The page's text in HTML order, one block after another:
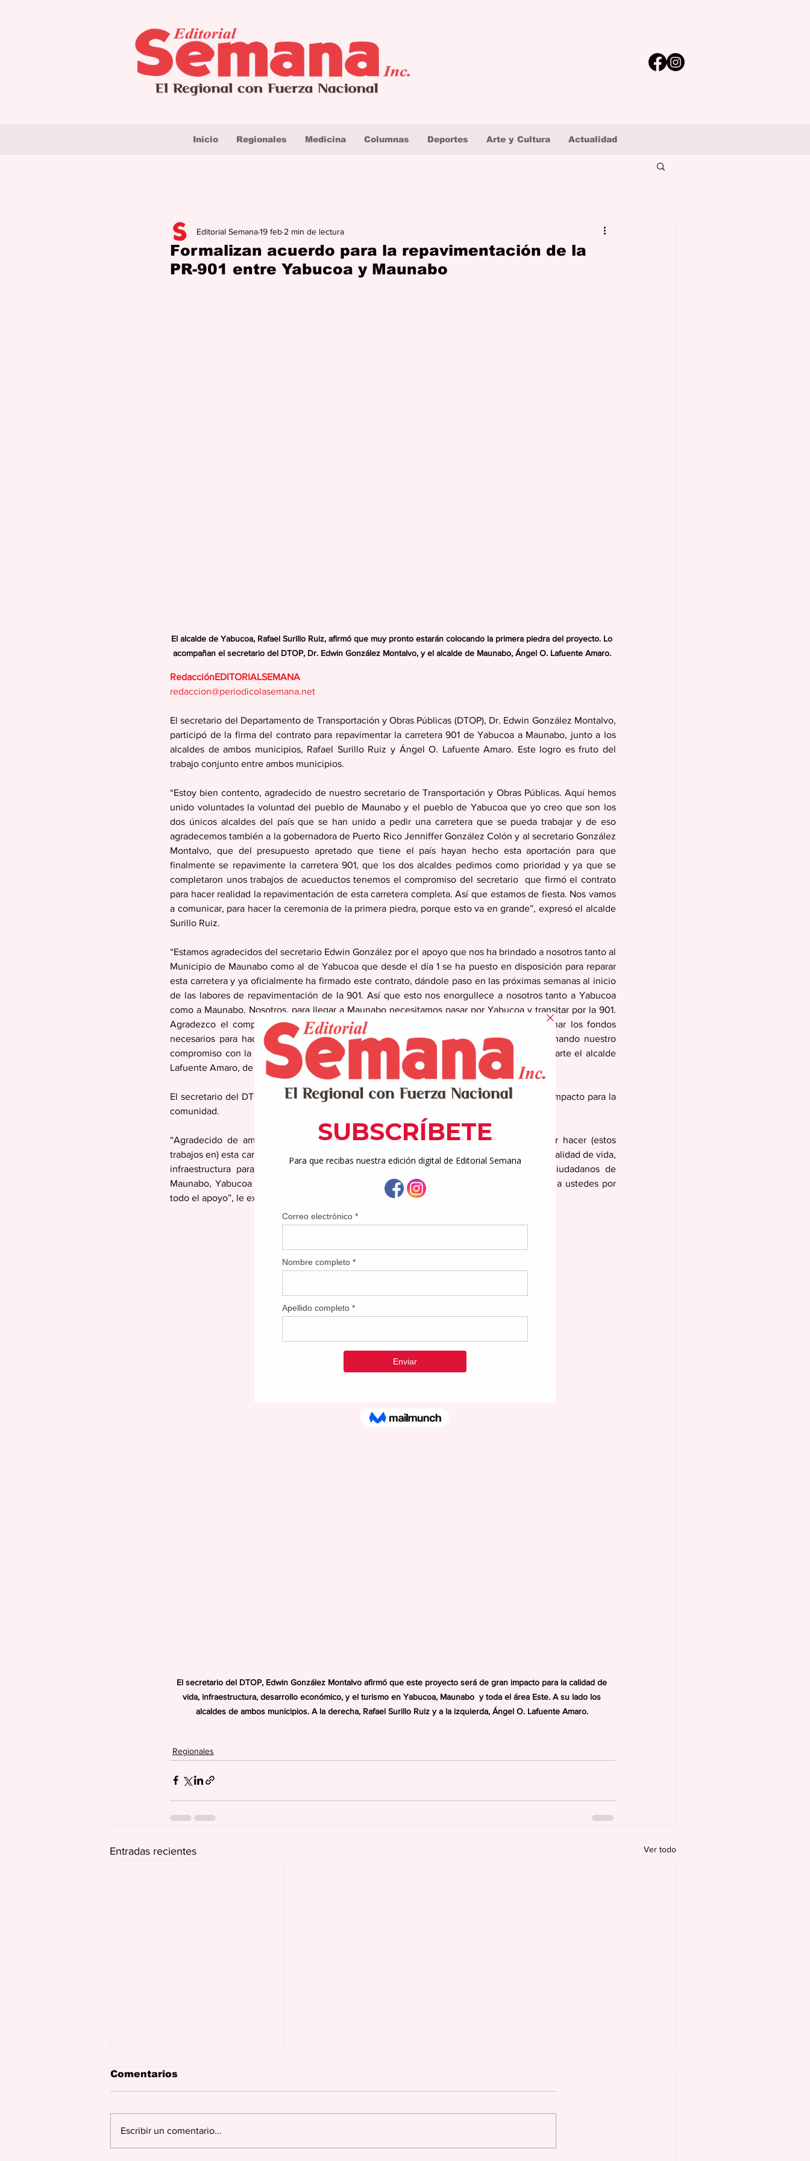
Inicio Regionales Medicina Columnas Deportes Arte y Cultura Actualidad
Formalizan acuerdo para la repavimentación de la
PR-901 entre Yabucoa y Maunabo
Editorial Semana19 feb 2 min de lectura
El alcalde de Yabucoa, Rafael Surillo Ruiz, afirmó que muy pronto estarán colocando la primera piedra del proyecto. Lo
acompañan el secretario del DTOP, Dr. Edwin González Montalvo, y el alcalde de Maunabo, Ángel O. Lafuente Amaro.
RedacciónEDITORIALSEMANA
redaccion@periodicolasemana.net
El secretario del Departamento de Transportación y Obras Públicas (DTOP), Dr. Edwin González Montalvo,
participó de la firma del contrato para repavimentar la carretera 901 de Yabucoa a Maunabo, junto a los
alcaldes de ambos municipios, Rafael Surillo Ruiz y Ángel O. Lafuente Amaro. Este logro es fruto del
trabajo conjunto entre ambos municipios.
“Estoy bien contento, agradecido de nuestro secretario de Transportación y Obras Públicas. Aquí hemos
unido voluntades la voluntad del pueblo de Maunabo y el pueblo de Yabucoa que yo creo que son los
dos únicos alcaldes del país que se han unido a pedir una carretera que se pueda trabajar y de eso
agradecemos también a la gobernadora de Puerto Rico Jenniffer González Colón y al secretario González
Montalvo, que del presupuesto apretado que tiene el país hayan hecho esta aportación para que
finalmente se repavimente la carretera 901, que los dos alcaldes pedimos como prioridad y ya que se
completaron unos trabajos de acueductos tenemos el compromiso del secretario  que firmó el contrato
para hacer realidad la repavimentación de esta carretera completa. Así que estamos de fiesta. Nos vamos
a comunicar, para hacer la ceremonia de la primera piedra, porque esto va en grande”, expresó el alcalde
Surillo Ruiz.
“Estamos agradecidos del secretario Edwin González por el apoyo que nos ha brindado a nosotros tanto al
Municipio de Maunabo como al de Yabucoa que desde el día 1 se ha puesto en disposición para reparar
esta carretera y ya oficialmente ha firmado este contrato, dándole paso en las próximas semanas al inicio
de las labores de repavimentación de la 901. Así que esto nos enorgullece a nosotros tanto a Yabucoa
como a Maunabo. Nosotros, para llegar a Maunabo necesitamos pasar por Yabucoa y transitar por la 901.
Agradezco el compromiso de nuestra gobernadora Jenniffer González Colón, por asignar los fondos
necesarios para hacer realidad estos trabajos. Unidos logramos grandes avances, reafirmando nuestro
compromiso con la seguridad y el bienestar de nuestras comunidades”, expresó por su parte el alcalde
Lafuente Amaro, de Maunabo.
El secretario del DTOP, Edwin González Montalvo afirmó que este proyecto será de gran impacto para la
comunidad.
“Agradecido de ambos y la gobernadora que nos consiguió el presupuesto para poder hacer (estos
trabajos en) esta carretera. Al final del día estamos hablando de infraestructura para mejor calidad de vida,
infraestructura para desarrollo económico, del turismo, toda el área y de todos los ciudadanos de
Maunabo, Yabucoa y todo Puerto Rico y el área Este, así que gracias a la gobernadora y a ustedes por
todo el apoyo”, le expresó a los alcaldes.
El secretario del DTOP, Edwin González Montalvo afirmó que este proyecto será de gran impacto para la calidad de
vida, infraestructura, desarrollo económico, y el turismo en Yabucoa, Maunabo  y toda el área Este. A su lado los
alcaldes de ambos municipios. A la derecha, Rafael Surillo Ruiz y a la izquierda, Ángel O. Lafuente Amaro.
Regionales
Entradas recientes Ver todo
Comentarios
Escribir un comentario...